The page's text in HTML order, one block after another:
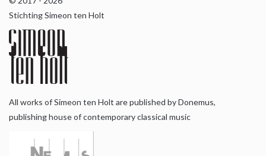
Stichting Simeon ten Holt
All works of Simeon ten Holt are published by Donemus,
publishing house of contemporary classical music